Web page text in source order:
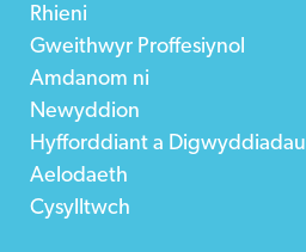
Rhieni
Gweithwyr Proffesiynol
Amdanom ni
Newyddion
Hyfforddiant a Digwyddiadau
Aelodaeth
Cysylltwch